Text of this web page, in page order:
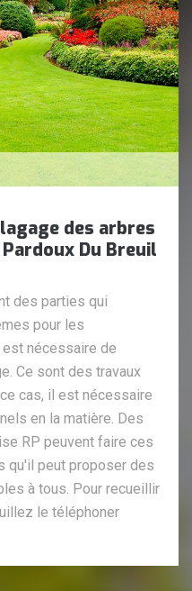
des arbres
Du Breuil
des parties qui
pour les
nécessaire de
Ce sont des travaux
cas, il est nécessaire
en la matière. Des
RP peuvent faire ces
qu'il peut proposer des
à tous. Pour recueillir
le téléphoner